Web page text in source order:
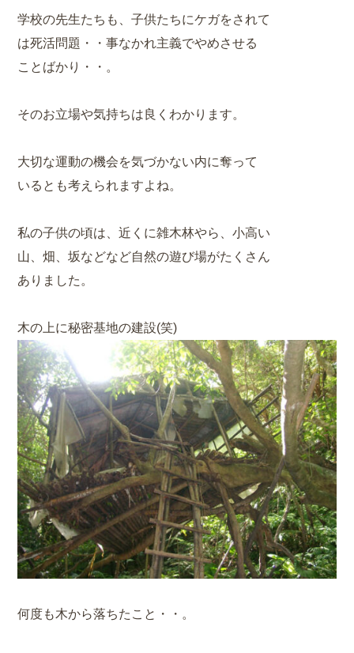
学校の先生たちも、子供たちにケガをされて
は死活問題・・事なかれ主義でやめさせる
ことばかり・・。
そのお立場や気持ちは良くわかります。
大切な運動の機会を気づかない内に奪って
いるとも考えられますよね。
私の子供の頃は、近くに雑木林やら、小高い
山、畑、坂などなど自然の遊び場がたくさん
ありました。
木の上に秘密基地の建設(笑)
何度も木から落ちたこと・・。